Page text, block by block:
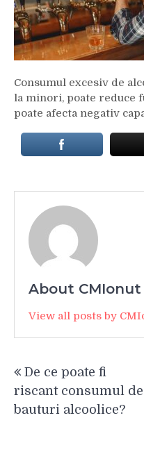
Consumul excesiv de
la minori, poate reduce
poate afecta negativ
About CMIonut
View all posts by
în
articole
De ce poate fi
riscant consumul de
bauturi alcoolice?